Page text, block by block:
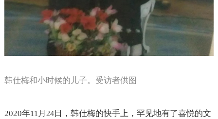
韩仕梅和小时候的儿子。受访者供图
2020年11 月 24日，韩仕梅的快手上，罕见地有了喜悦的文